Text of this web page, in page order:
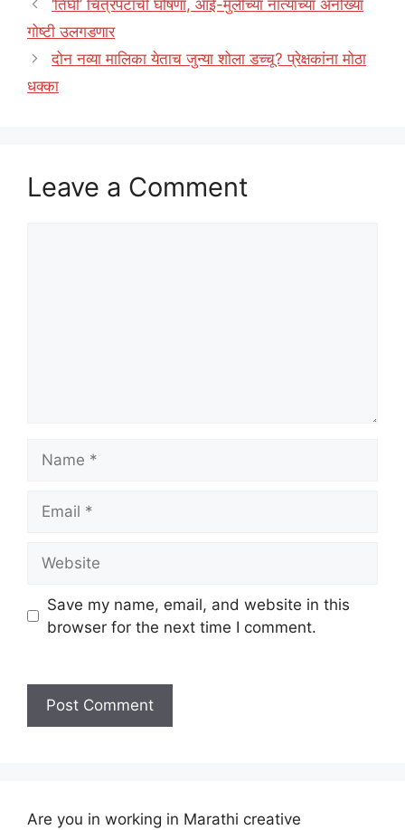
‘तिघी’ चित्रपटाची घोषणा, आई-मुलीच्या नात्याच्या अनोख्या
गोष्टी उलगडणार
दोन नव्या मालिका येताच जुन्या शोला डच्चू? प्रेक्षकांना मोठा
धक्का
Leave a Comment
Save my name, email, and website in this
browser for the next time I comment.
Are you in working in Marathi creative